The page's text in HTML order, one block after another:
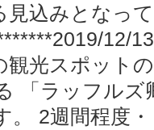
見込みとなっ
12/
観光スポット
「ラッフルズ
。 2週間程度